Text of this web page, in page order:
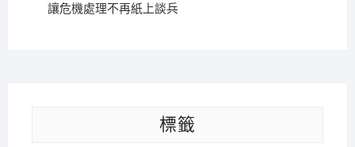
讓危機處理不再紙上談兵
標籤